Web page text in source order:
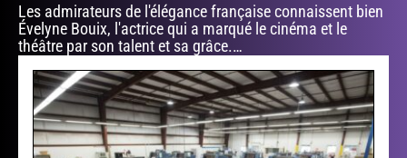
Les admirateurs de l'élégance française connaissent bien
Évelyne Bouix, l'actrice qui a marqué le cinéma et le
théâtre par son talent et sa grâce.…